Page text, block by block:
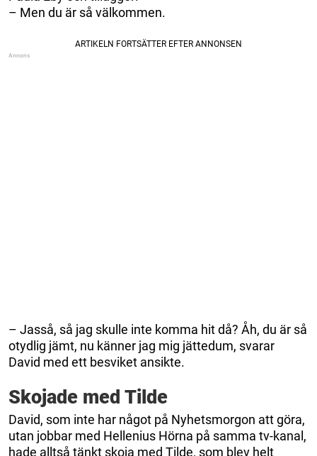
– Men du är så välkommen.
– Jasså, så jag skulle inte komma hit då? Åh, du är så
otydlig jämt, nu känner jag mig jättedum, svarar
David med ett besviket ansikte.
Skojade med Tilde
David, som inte har något på Nyhetsmorgon att göra,
utan jobbar med Hellenius Hörna på samma tv-kanal,
hade alltså tänkt skoja med Tilde, som blev helt